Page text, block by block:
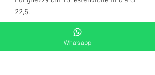
22,5.
Whatsapp